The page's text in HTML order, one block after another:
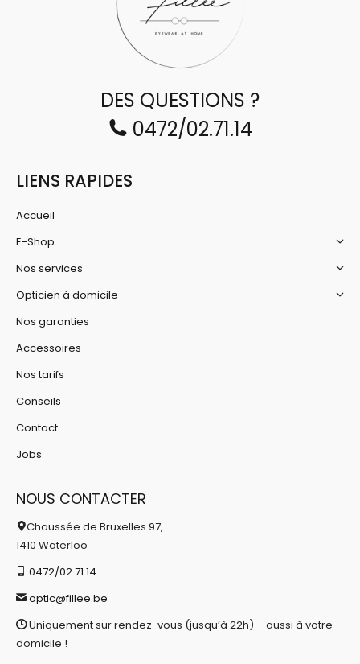
DES QUESTIONS ?
0472/02.71.14
LIENS RAPIDES
Accueil
E-Shop
Nos services
Opticien à domicile
Nos garanties
Accessoires
Nos tarifs
Conseils
Contact
Jobs
NOUS CONTACTER
Chaussée de Bruxelles 97,
1410 Waterloo
0472/02.71.14
optic@fillee.be
Uniquement sur rendez-vous (jusqu’à 22h) – aussi à votre
domicile !